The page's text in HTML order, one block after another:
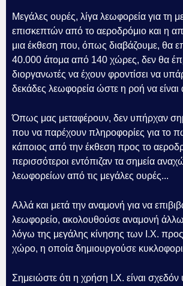
Μεγάλες ουρές, λίγα λεωφορεία για τη
επισκεπτών από το αεροδρόμιο και η
μια έκθεση που, όπως διαβάζουμε, θα
40.000 άτομα από 140 χώρες, δεν θα
διοργανωτές να έχουν φροντίσει να
δεκάδες λεωφορεία ώστε η ροή να είναι
Όπως μας μεταφέρουν, δεν υπήρχαν
που να παρέχουν πληροφορίες για το
κάποιος από την έκθεση προς το
περισσότεροι εντόπιζαν τα σημεία
λεωφορείων από τις μεγάλες ουρές...
Αλλά και μετά την αναμονή για να
λεωφορείο, ακολουθούσε αναμονή
λόγω της μεγάλης κίνησης των Ι.Χ.
χώρο, η οποία δημιουργούσε
Σημειώστε ότι η χρήση Ι.Χ. είναι